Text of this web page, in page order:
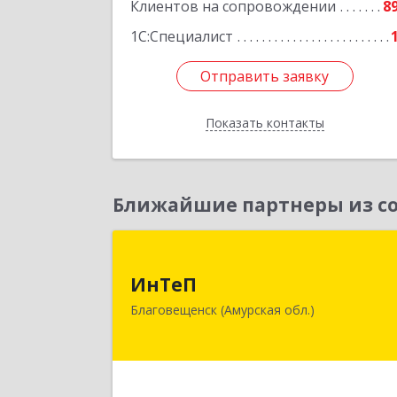
Клиентов на сопровождении
1С:Специалист
1
Отправить заявку
Показать контакты
Подробнее
Отправить заявку
Назад
Ближайшие партнеры из
ИнТеП
Благовещенск (Амурская обл.)
г, Горького ул, дом № 172/1